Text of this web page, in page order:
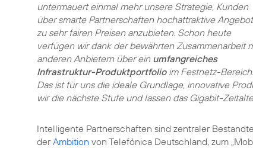
untermauert einmal mehr unsere Strategie, Kunden
über smarte Partnerschaften hochattraktive
zu sehr fairen Preisen anzubieten. Schon heute
verfügen wir dank der bewährten Zusammenarbeit
anderen Anbietern über ein umfangreiches
Infrastruktur-Produktportfolioim Festnetz-Bereich.
Das ist für uns die ideale Grundlage, innovative
wir die nächste Stufe und lassen das Gigabit-
Intelligente Partnerschaften sind zentraler
derAmbition von Telefónica Deutschland, zum